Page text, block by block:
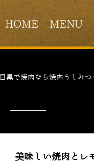
HOME MENU
目黒で焼肉なら焼肉うしみ
美味しい焼肉とレ